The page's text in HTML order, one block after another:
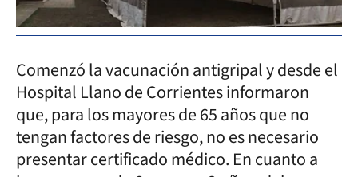
Comenzó la vacunación antigripal y desde el
Hospital Llano de Corrientes informaron
que, para los mayores de 65 años que no
tengan factores de riesgo, no es necesario
presentar certificado médico. En cuanto a